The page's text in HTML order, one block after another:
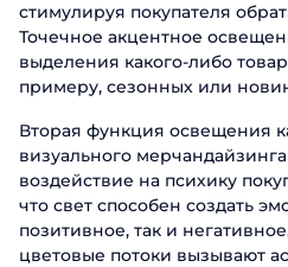
стимулируя покупателя
Точечное акцентное
выделения какого-либо
примеру, сезонных или
Вторая функция освещения
визуального
воздействие на психику
что свет способен создать
позитивное, так и
цветовые потоки вызывают